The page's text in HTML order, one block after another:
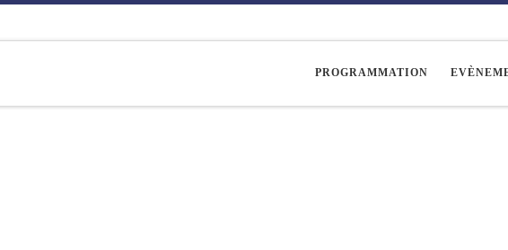
PROGRAMMATION